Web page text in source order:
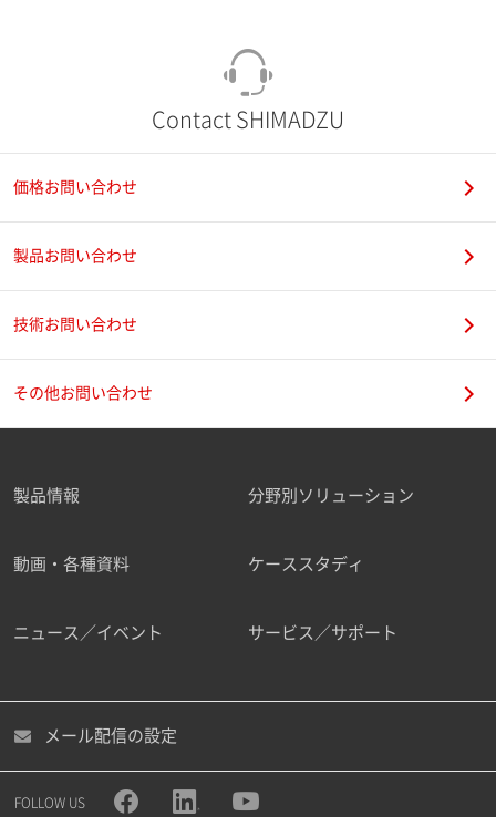
Contact SHIMADZU
価格お問い合わせ
製品お問い合わせ
技術お問い合わせ
その他お問い合わせ
製品情報 分野別ソリューション
動画・各種資料 ケーススタディ
ニュース／イベント サービス／サポート
メール配信の設定
FOLLOW US